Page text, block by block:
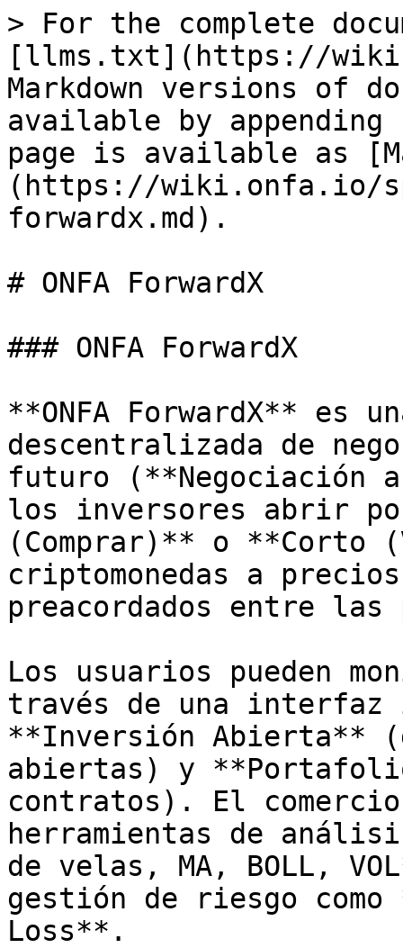
> For the complete
[llms.txt](https://
Markdown versions of
available by
page is available as
(https://wiki.onfa.io/
forwardx.md).
# ONFA ForwardX
### ONFA ForwardX
**ONFA ForwardX** es
descentralizada de
futuro (**Negociación
los inversores abrir
(Comprar)** o **Corto
criptomonedas a
preacordados entre
Los usuarios pueden
través de una
**Inversión Abierta**
abiertas) y
contratos). El
herramientas de
de velas, MA, BOLL,
gestión de riesgo
Loss**.